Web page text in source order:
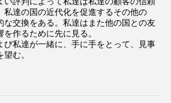
私達の国の近代化を促進するその他の
な交換をある。私達はまた他の国との友
作るために先に見る。
び私達が一緒に、手に手をとって、見事
む。